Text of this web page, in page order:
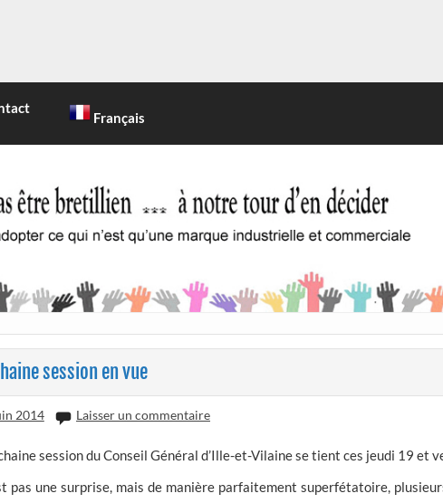
Français
session en vue
2014 Laisser un commentaire
session du Conseil Général d’Ille-et-Vilaine se tient ces jeudi 19 et
pas une surprise, mais de manière parfaitement superfétatoire,